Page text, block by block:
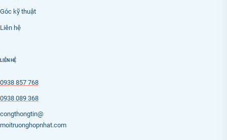
Góc kỹ thuật
Liên hệ
LIÊN HỆ
0938 857 768
0938 089 368
congthongtin@
moitruonghopnhat.com